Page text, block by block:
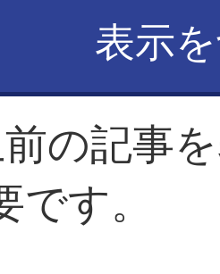
表示
の記事
す。